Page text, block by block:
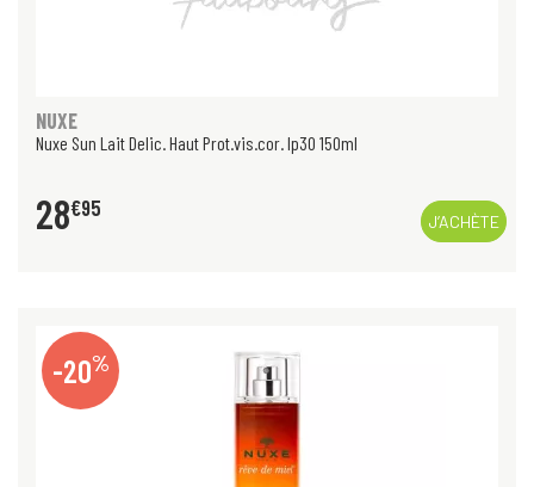
NUXE
Nuxe Sun Lait Delic. Haut Prot.vis.cor. Ip30 150ml
28€95
J’ACHÈTE
-20%